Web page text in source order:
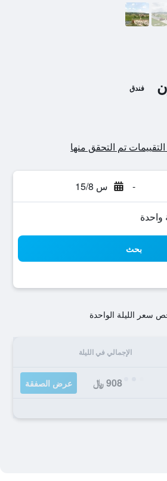
فندق
- س 15/8
بحث
سعر الليلة الواحدة
الإجمالي في الليلة
908 ﷼ عرض الصفقة